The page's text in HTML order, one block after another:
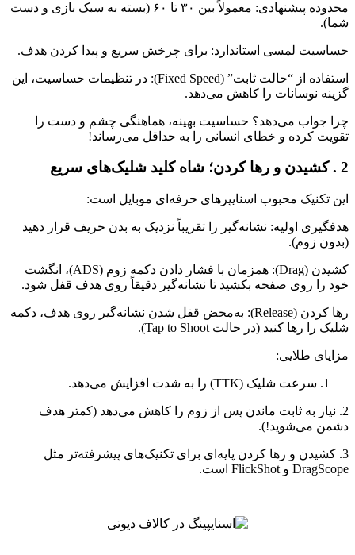
محدوده پیشنهادی: معمولاً بین ۳۰ تا ۶۰ (بسته به سبک بازی و دست
شما).
حساسیت لمسی استاندارد: برای چرخش سریع و پیدا کردن هدف.
استفاده از “حالت ثابت” (Fixed Speed): در تنظیمات حساسیت، این
گزینه نوسانات را کاهش می‌دهد.
چرا جواب می‌دهد؟ حساسیت بهینه، هماهنگی چشم و دست را
تقویت کرده و خطای انسانی را به حداقل می‌رساند!
2 . کشیدن و رها کردن؛ شاه کلید شلیک‌های سریع
این تکنیک محبوب اسنایپرهای حرفه‌ای موبایل است:
هدفگیری اولیه: نشانه‌گیر را تقریباً نزدیک به بدن حریف قرار دهید
(بدون زوم).
کشیدن (Drag): همزمان با فشار دادن دکمه زوم (ADS)، انگشت
خود را روی صفحه بکشید تا نشانه‌گیر دقیقاً روی هدف قفل شود.
رها کردن (Release): به‌محض قفل شدن نشانه‌گیر روی هدف، دکمه
شلیک را رها کنید (در حالت Tap to Shoot).
مزایای طلایی:
سرعت شلیک (TTK) را به شدت افزایش می‌دهد.
2. نیاز به ثابت ماندن پس از زوم را کاهش می‌دهد (کمتر هدف
دشمن می‌شوید!).
3. کشیدن و رها کردن پایه‌ای برای تکنیک‌های پیشرفته‌تر مثل
DragScope و FlickShot است.